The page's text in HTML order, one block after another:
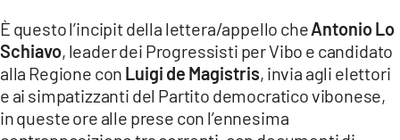
CATANZAROCHANNEL.IT
LACAPITALENEWS.IT
App
È questo l’incipit della lettera/appello cheAntonio Lo
Schiavo, leader dei Progressisti per Vibo e candidato
alla Regione con Luigi de Magistris, invia agli elettori
e ai simpatizzanti del Partito democratico vibonese,
in queste ore alle prese con l’ennesima